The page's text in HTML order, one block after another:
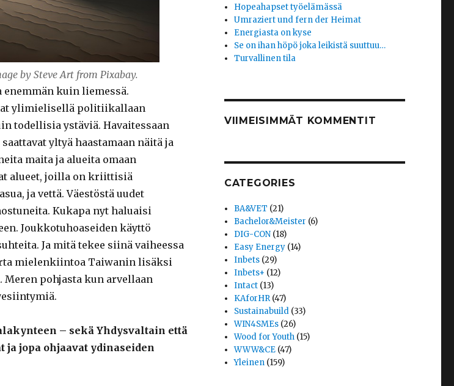
by Steve Art from Pixabay.
enemmän kuin liemessä.
ylimielisellä politiikallaan
todellisia ystäviä. Havaitessaan
yltyä haastamaan näitä ja
maita ja alueita omaan
alueet, joilla on kriittisiä
ja vettä. Väestöstä uudet
Kukapa nyt haluaisi
Joukkotuhoaseiden käyttö
Ja mitä tekee siinä vaiheessa
mielenkiintoa Taiwanin lisäksi
pohjasta kun arvellaan
– sekä Yhdysvaltain että
jopa ohjaavat ydinaseiden
Hopeahapset työelämässä
Umraziert und fern der Heimat
Energiasta on kyse
Se on ihan höpö joka leikistä suuttuu…
Turvallinen tila
VIIMEISIMMÄT KOMMENTIT
CATEGORIES
BA&VET (21)
Bachelor&Meister (6)
DIG-CON (18)
Easy Energy (14)
Inbets (29)
Inbets+ (12)
Intact (13)
KAforHR(47)
Sustainabuild (33)
WIN4SMEs (26)
Wood for Youth (15)
WWW&CE (47)
Yleinen (159)